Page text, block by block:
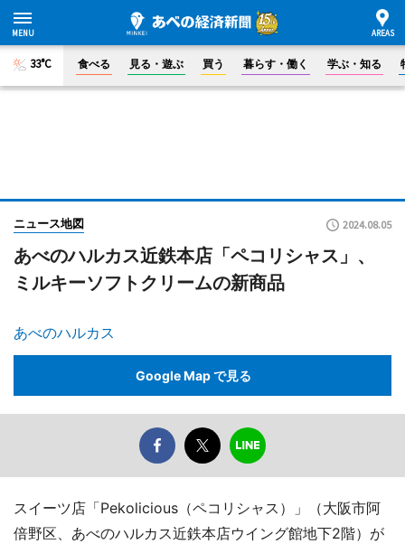
33°C 食べる 見る・遊ぶ 買う 暮らす・働く 学ぶ・知る
ニュース地図 2024.08.05
あべのハルカス近鉄本店「ペコリシャス」、
ミルキーソフトクリームの新商品
あべのハルカス
Google Map で見る
スイーツ店「Pekolicious（ペコリシャス）」（大阪市阿
倍野区、あべのハルカス近鉄本店ウイング館地下2階）が